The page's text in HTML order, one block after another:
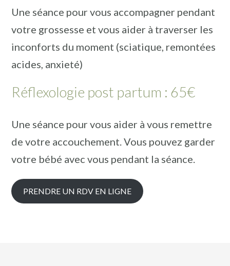
Une séance pour vous accompagner pendant
votre grossesse et vous aider à traverser les
inconforts du moment (sciatique, remontées
acides, anxieté)
Réflexologie post partum : 65€
Une séance pour vous aider à vous remettre
de votre accouchement. Vous pouvez garder
votre bébé avec vous pendant la séance.
PRENDRE UN RDV EN LIGNE